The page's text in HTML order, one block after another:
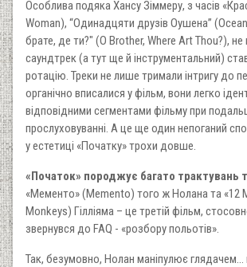
Особлива подяка Хансу Зіммеру, з часів
Woman), “Одинадцяти друзів Оушена”
брате, де ти?" (O Brother, Where Art Thou?),
саундтрек (а тут ще й інструментальний)
ротацію. Треки не лише тримали інтригу до
органічно вписалися у фільм, вони легко
відповідними сегментами фільму при
прослуховуванні. А це ще один непоганий
у естетиці «Початку» трохи довше.
«Початок» породжує багато трактувань
«Мементо» (Memento) того ж Нолана та «12
Monkeys) Гілліяма – це третій фільм,
звернувся до FAQ - «розбору польотів».
Так, безумовно, Нолан маніпулює